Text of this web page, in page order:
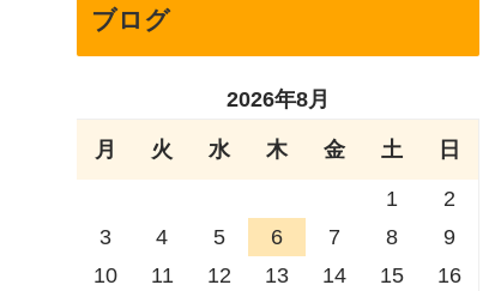
ブログ
2026年8月
月 火 水 木 金 土 日
1
2
3
4 5 6 7 8
9
10
11 12 13 14 15
16